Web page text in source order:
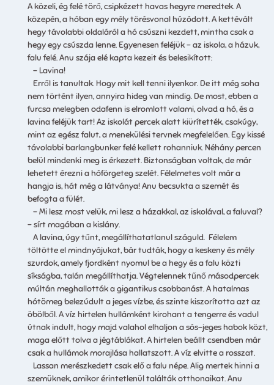
A közeli, ég felé törő, csipkézett havas hegyre meredtek. A
közepén, a hóban egy mély törésvonal húzódott. A kettévált
hegy távolabbi oldaláról a hó csúszni kezdett, mintha csak a
hegy egy csúszda lenne. Egyenesen feléjük – az iskola, a házuk,
falu felé. Anu szája elé kapta kezeit és belesikított:
– Lavina!
Erről is tanultak. Hogy mit kell tenni ilyenkor. De itt még soha
nem történt ilyen, annyira hideg van mindig. De most, ebben a
furcsa melegben odafenn is elromlott valami, olvad a hó, és a
lavina feléjük tart! Az iskolát percek alatt kiürítették, csakúgy,
mint az egész falut, a menekülési tervnek megfelelően. Egy kissé
távolabbi barlangbunker felé kellett rohanniuk. Néhány percen
belül mindenki meg is érkezett. Biztonságban voltak, de már
lehetett érezni a hóförgeteg szelét. Félelmetes volt már a
hangja is, hát még a látványa! Anu becsukta a szemét és
befogta a fülét.
– Mi lesz most velük, mi lesz a házakkal, az iskolával, a faluval?
– sírt magában a kislány.
A lavina, úgy tűnt, megállíthatatlanul száguld. Félelem
töltötte el mindnyájukat, bár tudták, hogy a keskeny és mély
szurdok, amely fjordként nyomul be a hegy és a falu közti
síkságba, talán megállíthatja. Végtelennek tűnő másodpercek
múltán meghallották a gigantikus csobbanást. A hatalmas
hótömeg belezúdult a jeges vízbe, és szinte kiszorította azt az
öbölből. A víz hirtelen hullámként kirohant a tengerre és vadul
útnak indult, hogy majd valahol elhaljon a sós-jeges habok közt,
maga előtt tolva a jégtáblákat. A hirtelen beállt csendben már
csak a hullámok morajlása hallatszott. A víz elvitte a rosszat.
Lassan merészkedett csak elő a falu népe. Alig mertek hinni a
szemüknek, amikor érintetlenül találták otthonaikat. Anu